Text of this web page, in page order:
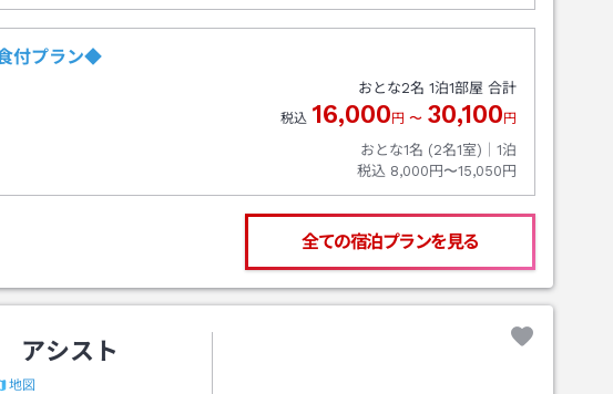
付プラン◆
おとな2名 1泊1部屋 合計
税込 16,000 円 〜 30,100 円
おとな1名 (2名1室)｜ 1泊
税込 8,000円〜15,050円
全ての宿泊プランを見る
アシスト
地図